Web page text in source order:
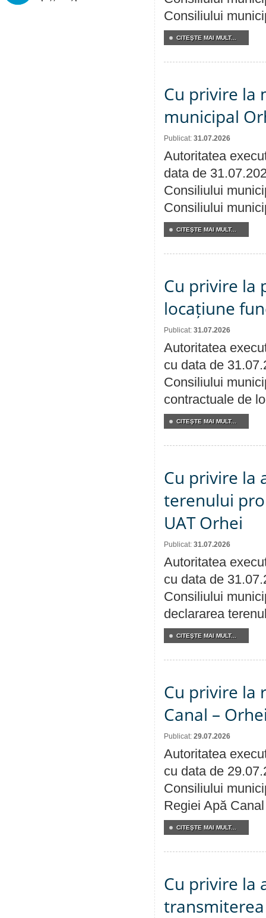
Consiliului
CITEŞTE MAI MULT...
Cu privire la
municipal
Publicat: 31.07.2026
Autoritatea
data de
Consiliului
Consiliului
CITEŞTE MAI MULT...
Cu privire la
locațiune
Publicat: 31.07.2026
Autoritatea
cu data de
Consiliului
contractuale de
CITEŞTE MAI MULT...
Cu privire la
terenului
UAT Orhei
Publicat: 31.07.2026
Autoritatea
cu data de
Consiliului
declararea
CITEŞTE MAI MULT...
Cu privire la
Canal –
Publicat: 29.07.2026
Autoritatea
cu data de
Consiliului
Regiei Apă
CITEŞTE MAI MULT...
Cu privire la